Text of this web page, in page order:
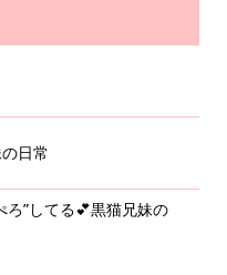
日常
ろ”してる💕黒猫兄妹の